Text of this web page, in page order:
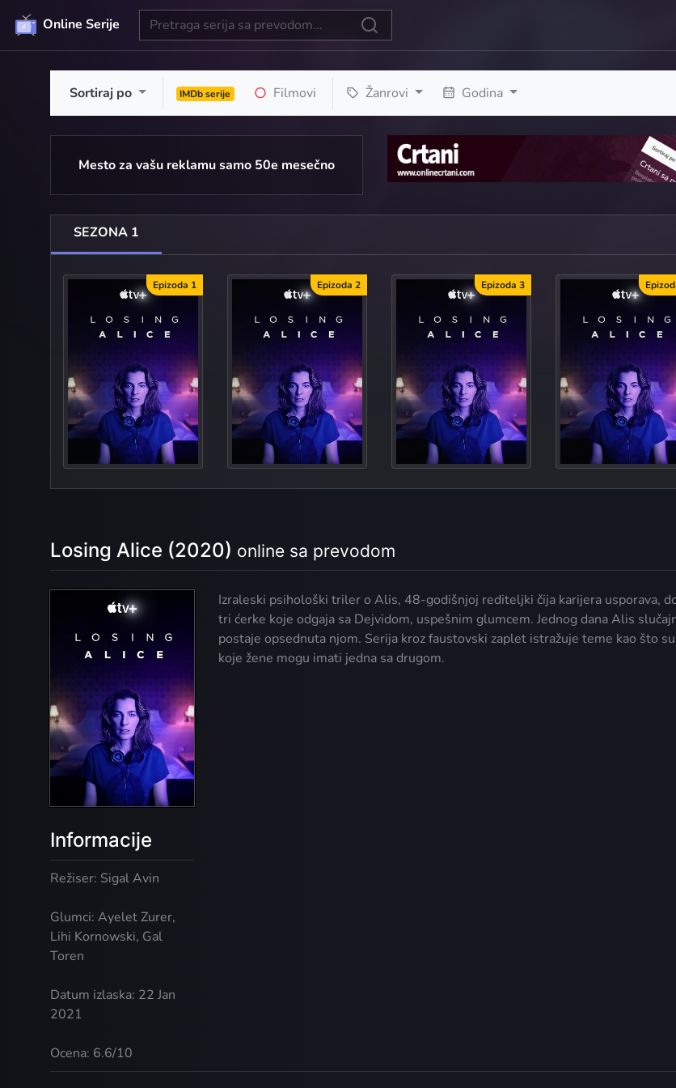
Online Serije
Sortiraj po IMDb serije Filmovi Žanrovi Godina
Mesto za vašu reklamu samo 50e mesečno
SEZONA 1
Epizoda 1
The En
Epizoda 2 Epizoda 3
The Ob
Losing Alice (2020) online sa prevodom
Informacije
Režiser: Sigal Avin
Glumci: Ayelet Zurer,
Lihi Kornowski, Gal
Toren
Datum izlaska: 22 Jan
2021
Ocena: 6.6/10
Izraleski psihološki triler o Alis, 48-godišnjoj rediteljki čija karijera usporava,
tri ćerke koje odgaja sa Dejvidom, uspešnim glumcem. Jednog dana Alis
postaje opsednuta njom. Serija kroz faustovski zaplet istražuje teme kao što
koje žene mogu imati jedna sa drugom.